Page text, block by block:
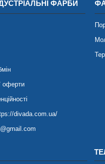
ФАРБИ
оферти
divada.com.ua/